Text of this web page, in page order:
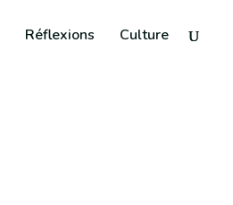
Réflexions Culture